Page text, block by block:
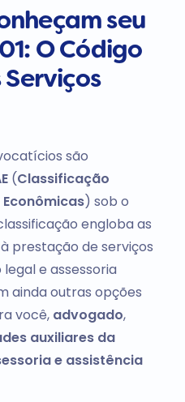
seu
O Código
são
(Classificação
) sob o
engloba as
prestação de serviços
e assessoria
ainda outras opções
você, advogado,
auxiliares da
e assistência